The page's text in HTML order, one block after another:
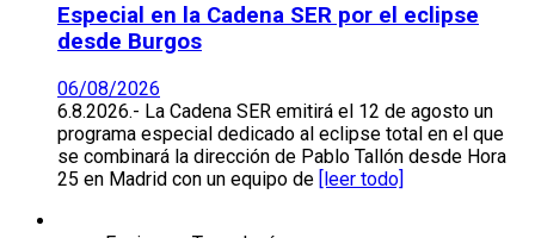
Especial en la Cadena SER por el eclipse
desde Burgos
06/08/2026
6.8.2026.- La Cadena SER emitirá el 12 de agosto un
programa especial dedicado al eclipse total en el que
se combinará la dirección de Pablo Tallón desde Hora
25 en Madrid con un equipo de [leer todo]